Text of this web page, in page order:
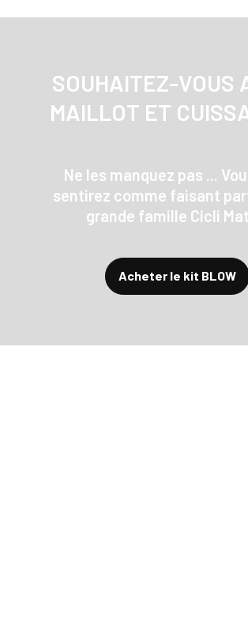
SOUHAITEZ-VOUS
MAILLOT ET
Ne les manquez pas ...
sentirez comme faisant
grande famille Cicli
Acheter le kit BLOW